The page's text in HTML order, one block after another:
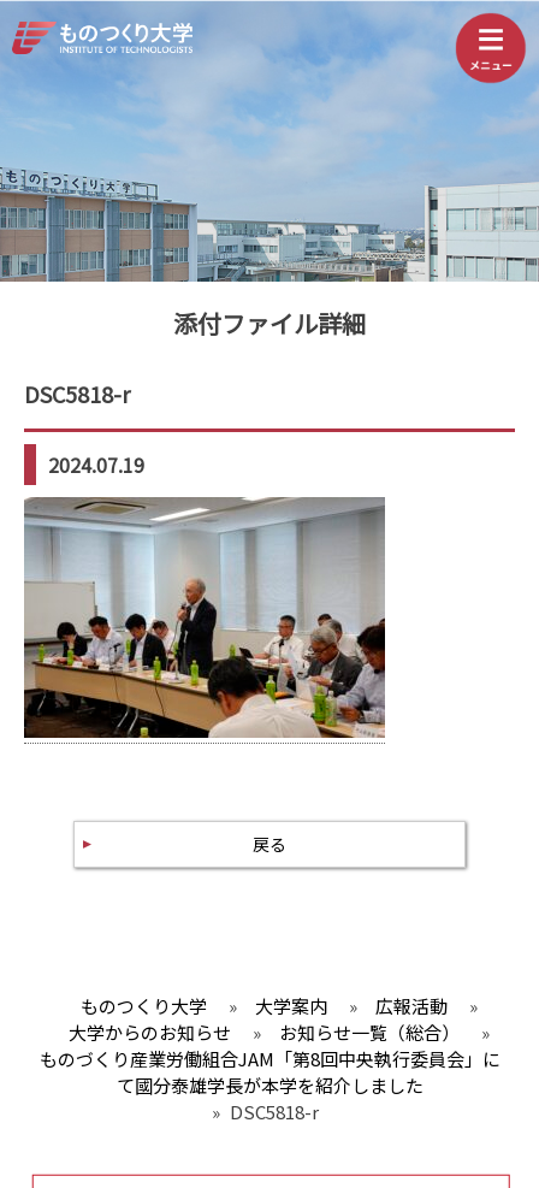
添付ファイル詳細
DSC5818-r
2024.07.19
戻る
ものつくり大学 » 大学案内 » 広報活動
»
大学からのお知らせ
» お知らせ一覧（総合）
»
ものづくり産業労働組合JAM「第8回中央執行委員会」に
て國分泰雄学長が本学を紹介しました
» DSC5818-r